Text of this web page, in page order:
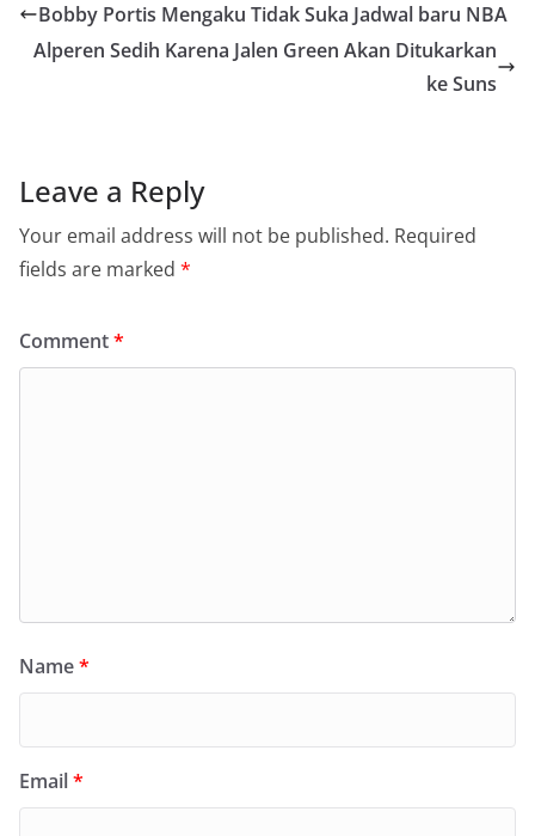
Bobby Portis Mengaku Tidak Suka Jadwal baru NBA
Alperen Sedih Karena Jalen Green Akan Ditukarkan
ke Suns
Leave a Reply
Your email address will not be published. Required
fields are marked *
Comment*
Name*
Email*